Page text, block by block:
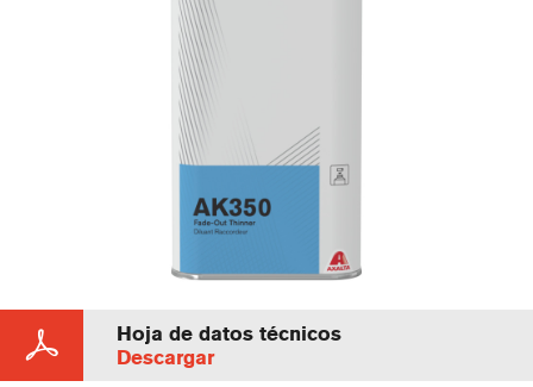
Hoja de datos técnicos
Descargar